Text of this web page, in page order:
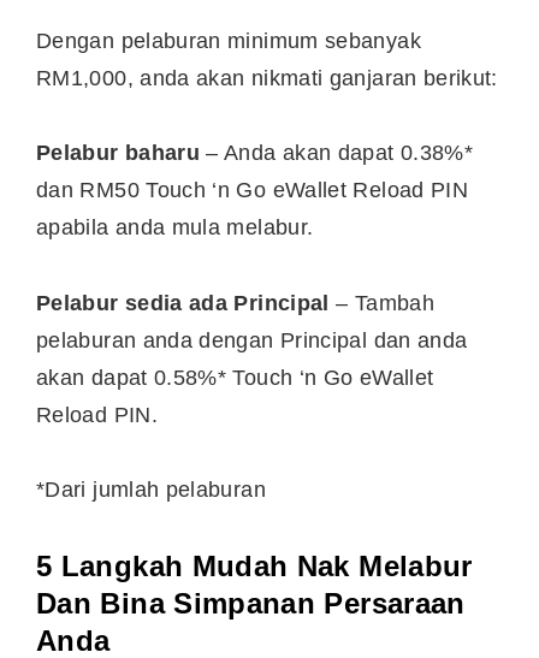
Dengan pelaburan minimum sebanyak
RM1,000, anda akan nikmati ganjaran berikut:
Pelabur baharu – Anda akan dapat 0.38%*
dan RM50 Touch ‘n Go eWallet Reload PIN
apabila anda mula melabur.
Pelabur sedia ada Principal – Tambah
pelaburan anda dengan Principal dan anda
akan dapat 0.58%* Touch ‘n Go eWallet
Reload PIN.
*Dari jumlah pelaburan
5 Langkah Mudah Nak Melabur
Dan Bina Simpanan Persaraan
Anda